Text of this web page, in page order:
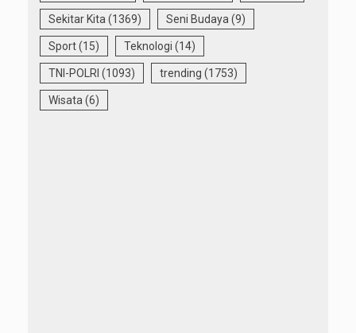
Sekitar Kita(1369) Seni Budaya(9)
Sport(15) Teknologi (14)
TNI-POLRI (1093) trending (1753)
Wisata(6)